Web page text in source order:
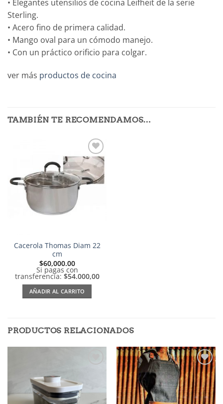
• Elegantes utensilios de cocina Leifheit de la serie
Sterling.
• Acero fino de primera calidad.
• Mango oval para un cómodo manejo.
• Con un práctico orificio para colgar.
ver más productos de cocina
TAMBIÉN TE RECOMENDAMOS…
Añadir
a la
lista de
deseos
Cacerola Thomas Diam 22
cm
$60,000.00
Si pagas con
transferencia: $54.000,00
AÑADIR AL CARRITO
PRODUCTOS RELACIONADOS
lista de
deseos
Añadir
a la
lista de
deseos